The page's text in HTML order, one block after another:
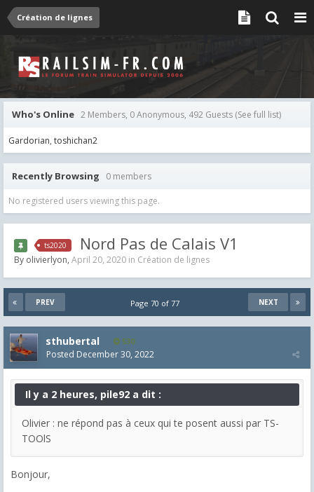
Création de lignes
Who's Online 2 Members, 0 Anonymous, 492 Guests (See full list)
Gardorian toshichan2
Recently Browsing 0 members
No registered users viewing this page.
ts2020 Nord Pas de Calais V1
By olivierlyon, April 20, 2020 in Création de lignes
PREV NEXT
Page 70 of 77
sthubertal 530
Posted December 30, 2022
Il y a 2 heures, pile92 a dit :
Olivier : ne répond pas à ceux qui te posent aussi par TS-
TOOlS
Bonjour,